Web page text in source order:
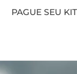
PAGUE SEU